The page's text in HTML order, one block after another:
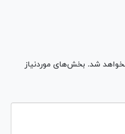
شد. بخش‌های موردنیاز